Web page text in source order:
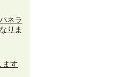
ネラ
りま
ます